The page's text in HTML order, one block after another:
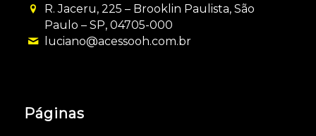
R. Jaceru, 225 – Brooklin Paulista, São
Paulo – SP, 04705-000
luciano@acessooh.com.br
Páginas